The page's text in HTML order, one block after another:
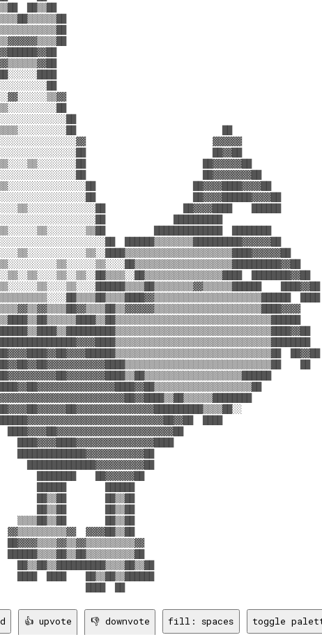
██▒▒██  ██▒▒██
██████▒▒▒▒██▒▒▒▒▒▒██
██▒▒██▒▒▒▒▒▒▒▒▒▒▒▒██
██▒▒▒▒▒▒▓▓▓▓▓▓▒▒▒▒██
██████░░░░░░░░░░██
██
▓▓▓▓▓▓
██▓▓██
██▓▓▓▓▓▓██
██▓▓▓▓▓▓▓▓██
██▓▓▓▓████▓▓▓▓██
██▓▓▓▓██████▓▓▓▓██
██▓▓▓▓████    ██████
██████████
██████████████  ████████
██████▒▒▒▒▒▒▒▒██████████▓▓▓▓▓▓██
████████▓▓██
████▓▓██
████
██▓▓██
██
██████▓▓▓▓▓▓▓▓▓▓▓▓▓▓▓▓▓▓▓▓▓▓▓▓▓▓▓▓██▓▓██  ████
████▓▓▓▓██▓▓▓▓▓▓▓▓▓▓▓▓▓▓▓▓▓▓▓▓▓▓▓▓██
████▓▓▓▓████▓▓▓▓▓▓▓▓▓▓▓▓▓▓▓▓████
██████████████▓▓▓▓▓▓▓▓▓▓▓▓██
██████████████▓▓▓▓▓▓▓▓▓▓██
████████    ██▓▓▓▓▓▓██
██▒▒██        ██▒▒██
██▒▒██        ██▒▒██
▒▒▒▒██▒▒██        ██▒▒██
▓▓▒▒▒▒▒▒▒▒▒▒▓▓  ▓▓▓▓██▒▒██
██▓▓▓▓▒▒▒▒▓▓▒▒▓▓▒▒▒▒▒▒▒▒▒▒▓▓
██████▒▒▒▒██▒▒██▒▒▒▒▒▒▒▒▒▒██
██▒▒██▒▒██████████▒▒▒▒██▒▒██
████  ████    ██▒▒██▒▒██████
👍 upvote 👎 downvote fill: spaces toggle